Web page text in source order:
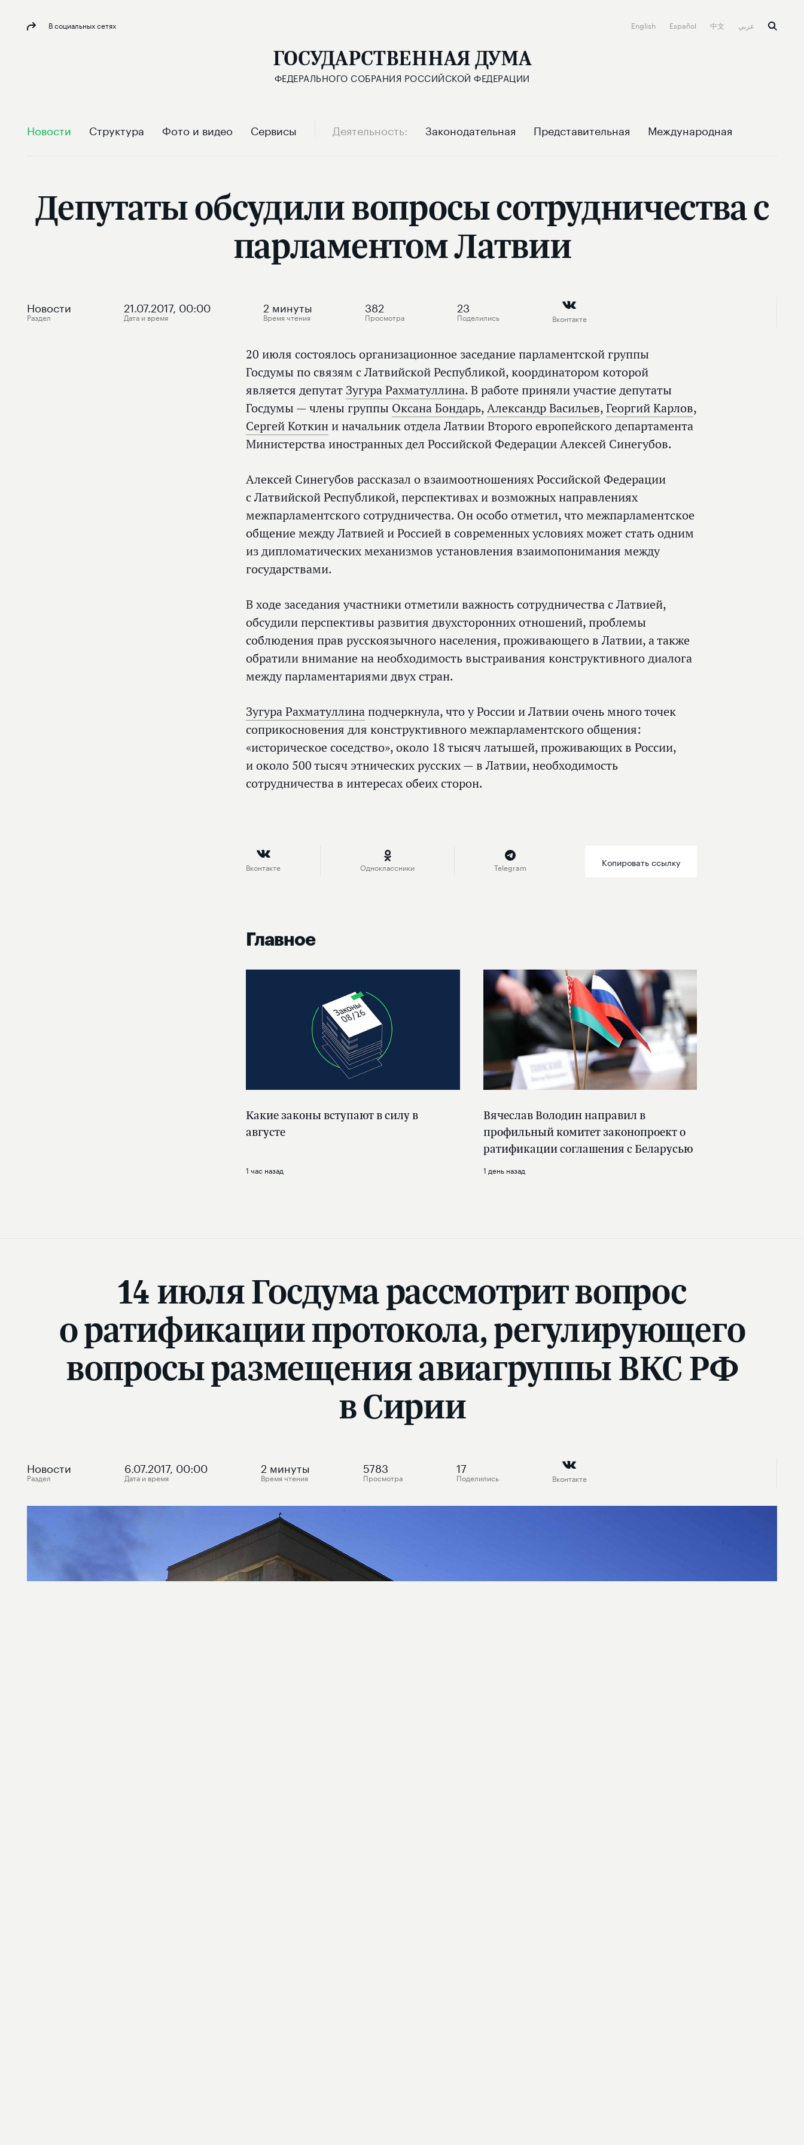
В социальных сетях English Español 中文
ГОСУДАРСТВЕННАЯ ДУМА
ФЕДЕРАЛЬНОГО СОБРАНИЯ РОССИЙСКОЙ ФЕДЕРАЦИИ
Новости Структура Фото и видео Сервисы Деятельность Законодательная Представительная Международная
Депутаты обсудили вопросы сотрудничества с
парламентом Латвии
Новости
Раздел
21.07.2017, 00:00
Дата и время
2 минуты
Время чтения
382
Просмотра
23
Поделились Вконтакте
20 июля состоялось организационное заседание парламентской группы
Госдумы по связям с Латвийской Республикой, координатором которой
является депутат Зугура Рахматуллина. В работе приняли участие депутаты
Госдумы — члены группы Оксана Бондарь,Александр Васильев,Георгий Карлов,
Сергей Коткини начальник отдела Латвии Второго европейского департамента
Министерства иностранных дел Российской Федерации Алексей Синегубов.
Алексей Синегубов рассказал о взаимоотношениях Российской Федерации
с Латвийской Республикой, перспективах и возможных направлениях
межпарламентского сотрудничества. Он особо отметил, что межпарламентское
общение между Латвией и Россией в современных условиях может стать одним
из дипломатических механизмов установления взаимопонимания между
государствами.
В ходе заседания участники отметили важность сотрудничества с Латвией,
обсудили перспективы развития двухсторонних отношений, проблемы
соблюдения прав русскоязычного населения, проживающего в Латвии, а также
обратили внимание на необходимость выстраивания конструктивного диалога
между парламентариями двух стран.
Зугура Рахматуллинаподчеркнула, что у России и Латвии очень много точек
соприкосновения для конструктивного межпарламентского общения:
«историческое соседство», около 18 тысяч латышей, проживающих в России,
и около 500 тысяч этнических русских — в Латвии, необходимость
сотрудничества в интересах обеих сторон.
Вконтакте Одноклассники Telegram Копировать ссылку
Главное
Какие законы вступают в силу в
августе
1 час назад
Вячеслав Володин направил в
профильный комитет законопроект о
ратификации соглашения с Беларусью
1 день назад
14 июля Госдума рассмотрит вопрос
о ратификации протокола, регулирующего
вопросы размещения авиагруппы ВКС РФ
в Сирии
Новости
Раздел
6.07.2017, 00:00
Дата и время
2 минуты
Время чтения
5783
Просмотра
17
Поделились Вконтакте